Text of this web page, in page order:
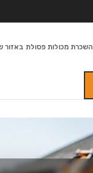
השכרת מכולות פסולת באזור